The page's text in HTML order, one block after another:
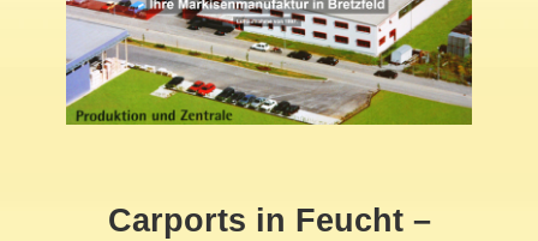
Carports in Feucht –